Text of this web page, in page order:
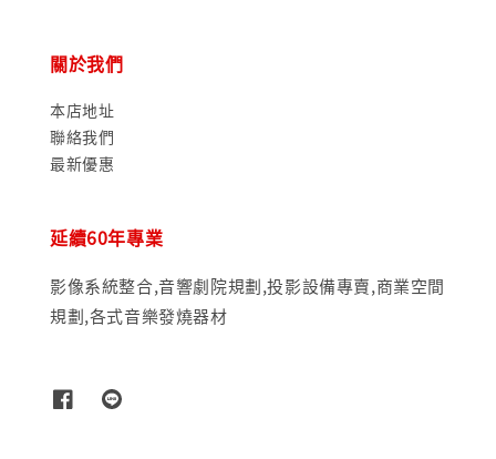
關於我們
本店地址
聯絡我們
最新優惠
延續60年專業
影像系統整合,音響劇院規劃,投影設備專賣,商業空間
規劃,各式音樂發燒器材